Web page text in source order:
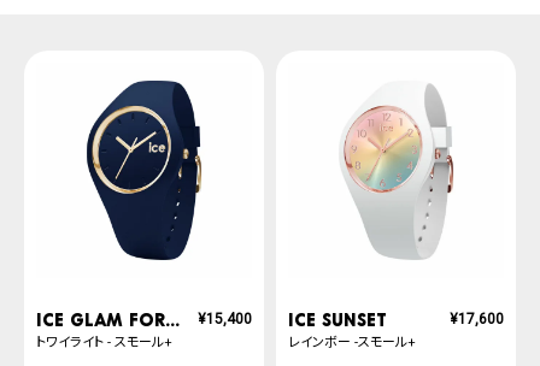
ICE glam forest
トワイライト - スモール+
¥15,400 ICE sunset
レインボー -スモール+
¥17,600